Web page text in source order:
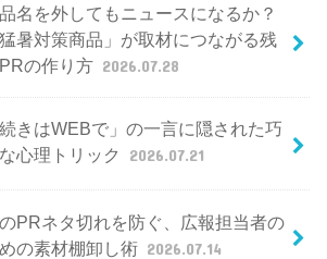
名を外してもニュースになるか？
猛暑対策商品」が取材につながる残
の作り方 2026.07.28
続きはWEBで」の一言に隠された巧
心理トリック
2026.07.21
PRネタ切れを防ぐ、広報担当者の
の素材棚卸し術 2026.07.14